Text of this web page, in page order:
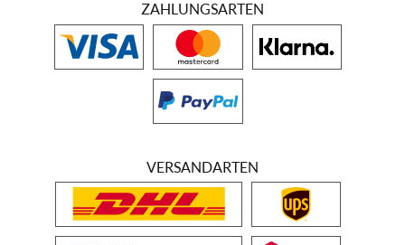
ZAHLUNGSARTEN
VERSANDARTEN